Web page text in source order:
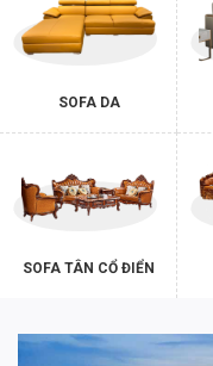
SOFA DA
SOFA TÂN CỔ ĐIỂN